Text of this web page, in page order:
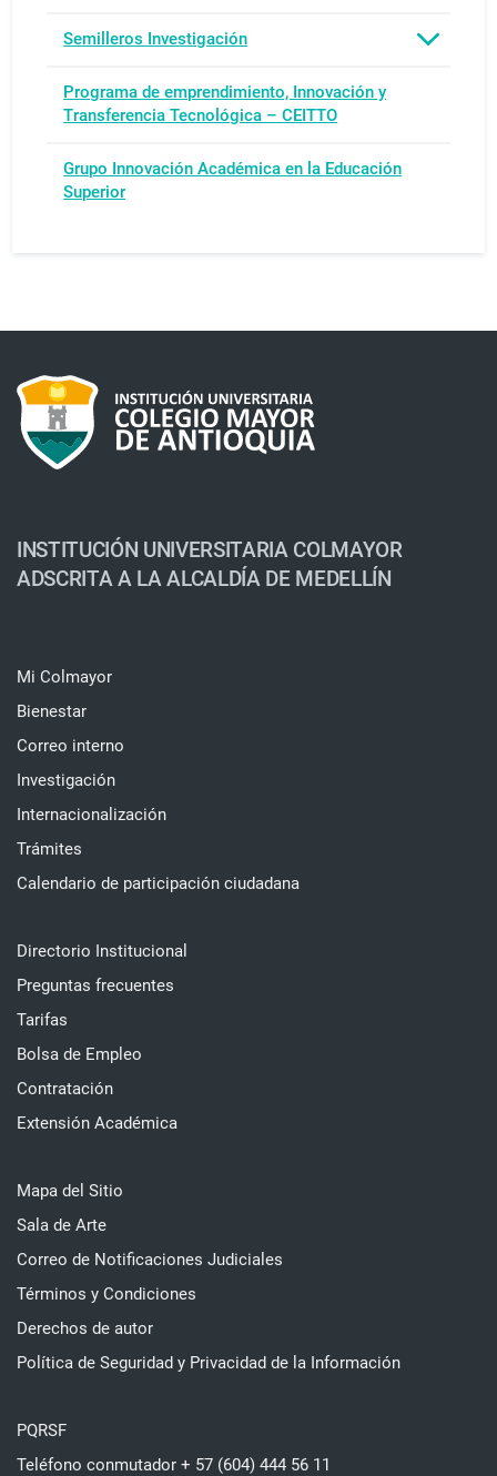
Semilleros Investigación
Programa de emprendimiento, Innovación y
Transferencia Tecnológica – CEITTO
Grupo Innovación Académica en la Educación
Superior
INSTITUCIÓN UNIVERSITARIA COLMAYOR
ADSCRITA A LA ALCALDÍA DE MEDELLÍN
Mi Colmayor
Bienestar
Correo interno
Investigación
Internacionalización
Trámites
Calendario de participación ciudadana
Directorio Institucional
Preguntas frecuentes
Tarifas
Bolsa de Empleo
Contratación
Extensión Académica
Mapa del Sitio
Sala de Arte
Correo de Notificaciones Judiciales
Términos y Condiciones
Derechos de autor
Política de Seguridad y Privacidad de la Información
PQRSF
Teléfono conmutador + 57 (604) 444 56 11